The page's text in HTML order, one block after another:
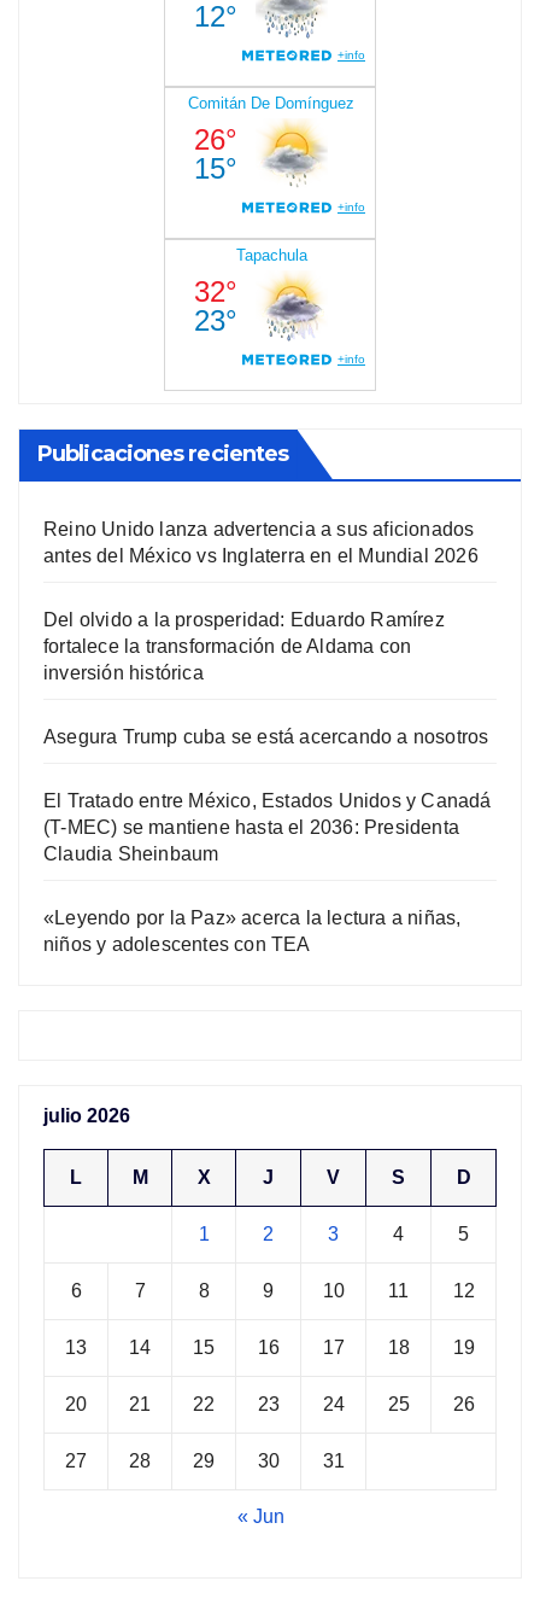
Publicaciones recientes
Reino Unido lanza advertencia a sus aficionados
antes del México vs Inglaterra en el Mundial 2026
Del olvido a la prosperidad: Eduardo Ramírez
fortalece la transformación de Aldama con
inversión histórica
Asegura Trump cuba se está acercando a nosotros
El Tratado entre México, Estados Unidos y Canadá
(T-MEC) se mantiene hasta el 2036: Presidenta
Claudia Sheinbaum
«Leyendo por la Paz» acerca la lectura a niñas,
niños y adolescentes con TEA
julio 2026
L M X J V S D
1 2 3 4 5
6 7 8 9 10 11 12
13 14 15 16 17 18 19
20 21 22 23 24 25 26
27 28 29 30 31
« Jun